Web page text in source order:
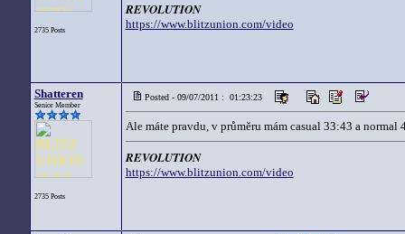
2735 Posts
REVOLUTION
https://www.blitzunion.com/video
Shatteren
Senior Member
2735 Posts
Posted - 09/07/2011 : 01:23:23
Ale máte pravdu, v průměru mám casual 33:43 a normal
REVOLUTION
https://www.blitzunion.com/video